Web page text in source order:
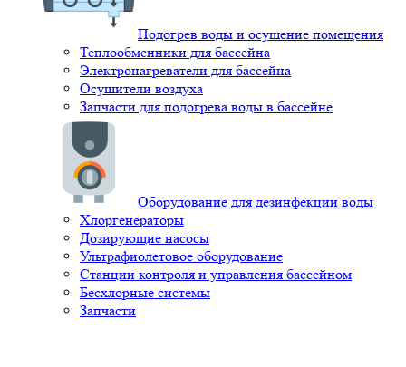
Подогрев воды и осушение помещения
Теплообменники для бассейна
Электронагреватели для бассейна
Осушители воздуха
Запчасти для подогрева воды в бассейне
Оборудование для дезинфекции воды
Хлоргенераторы
Дозирующие насосы
Ультрафиолетовое оборудование
Станции контроля и управления бассейном
Бесхлорные системы
Запчасти